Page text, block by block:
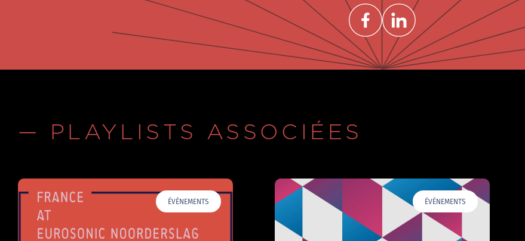
Share on FacebookNouvelle fenêtre
Share on LinkedInNouvelle fenêtre
— PLAYLISTS ASSOCIÉES
ÉVÉNEMENTS ÉVÉNEMENTS